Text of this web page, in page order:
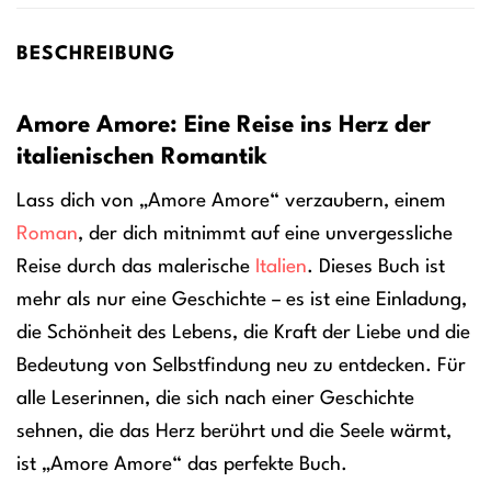
BESCHREIBUNG
Amore Amore: Eine Reise ins Herz der
italienischen Romantik
Lass dich von „Amore Amore“ verzaubern, einem
Roman, der dich mitnimmt auf eine unvergessliche
Reise durch das malerische Italien. Dieses Buch ist
mehr als nur eine Geschichte – es ist eine Einladung,
die Schönheit des Lebens, die Kraft der Liebe und die
Bedeutung von Selbstfindung neu zu entdecken. Für
alle Leserinnen, die sich nach einer Geschichte
sehnen, die das Herz berührt und die Seele wärmt,
ist „Amore Amore“ das perfekte Buch.